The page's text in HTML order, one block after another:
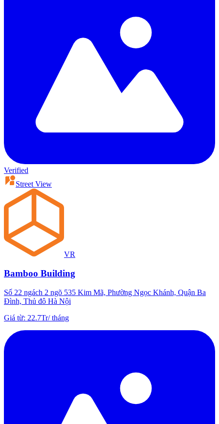
Verified
Street View
VR
Bamboo Building
Số 22 ngách 2 ngõ 535 Kim Mã, Phường Ngọc Khánh, Quận Ba
Đình, Thủ đô Hà Nội
Giá từ: 22.7Tr/tháng